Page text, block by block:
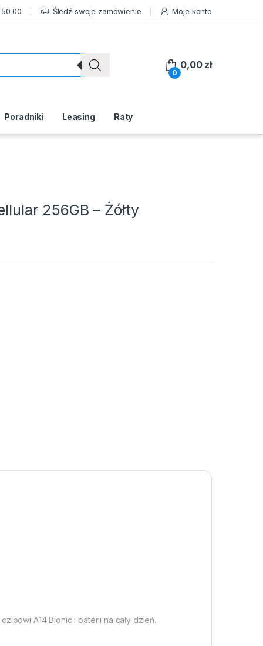
00 Śledź swoje zamówienie Moje konto
0
0,00 zł
Poradniki Leasing Raty
256GB – Żółty
A14 Bionic i baterii na cały dzień.